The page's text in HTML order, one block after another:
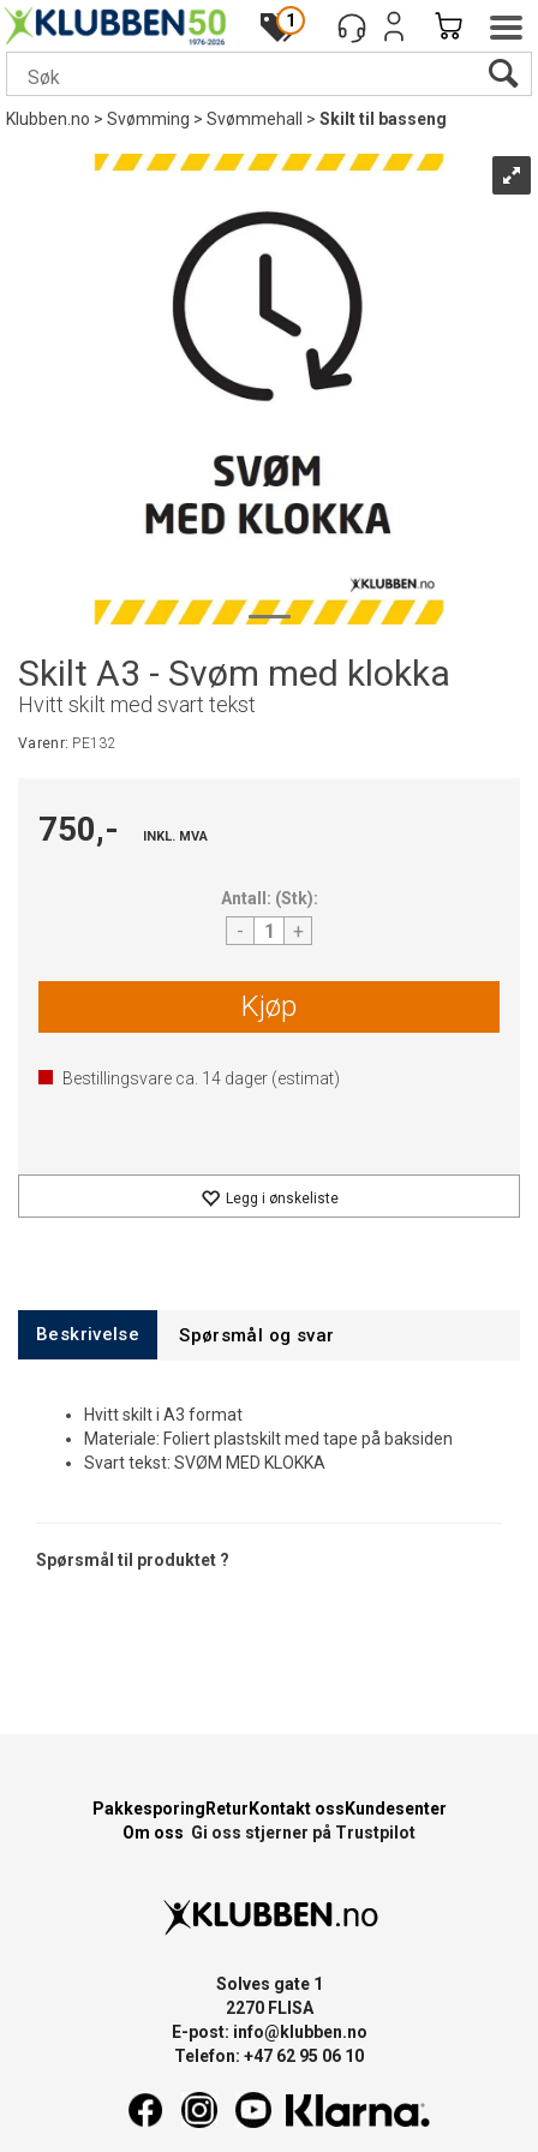
1
Klubben.no>Svømming>Svømmehall >Skilt til basseng
Skilt A3 - Svøm med klokka
Hvitt skilt med svart tekst
Varenr: PE132
750,- INKL. MVA
Antall: (Stk):
- +
Kjøp
Bestillingsvare ca. 14 dager (estimat)
Legg i ønskeliste
Beskrivelse Spørsmål og svar
Hvitt skilt i A3 format
Materiale: Foliert plastskilt med tape på baksiden
Svart tekst: SVØM MED KLOKKA
Spørsmål til produktet ?
PakkesporingReturKontakt ossKundesenter
Om oss Gi oss stjerner på Trustpilot
Solves gate 1
2270 FLISA
E-post: info@klubben.no
Telefon: +47 62 95 06 10